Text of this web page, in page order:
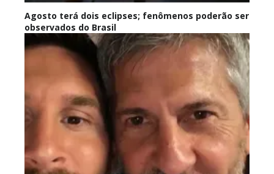
Agosto terá dois eclipses; fenômenos poderão ser
observados do Brasil